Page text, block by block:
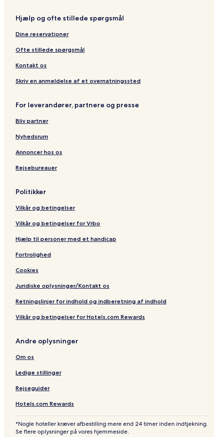
t
a
u
x
l
S
p
a
e
u
i
t
e
H
u
s
e
e
o
i
a
i
e
s
e
Hjælp og ofte stillede spørgsmål
Dine reservationer
Ofte stillede spørgsmål
Kontakt os
Skriv en anmeldelse af et overnatningssted
For leverandører, partnere og presse
Bliv partner
Nyhedsrum
Annoncer hos os
Rejsebureauer
Politikker
Vilkår og betingelser
Vilkår og betingelser for Vrbo
Hjælp til personer med et handicap
Fortrolighed
Cookies
Juridiske oplysninger/Kontakt os
Retningslinjer for indhold og indberetning af indhold
Vilkår og betingelser for Hotels.com Rewards
Andre oplysninger
Om os
Ledige stillinger
Rejseguider
Hotels.com Rewards
*Nogle hoteller kræver afbestilling mere end 24 timer inden indtjekning.
Se flere oplysninger på vores hjemmeside.